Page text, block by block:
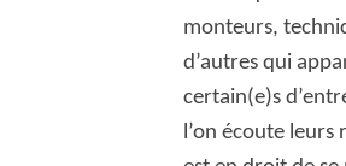
monteurs,
d’autres qui
certain(e)s
l’on écoute